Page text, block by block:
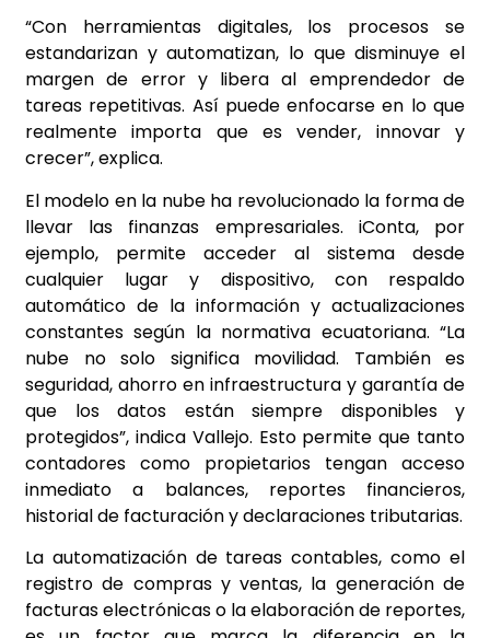
“Con herramientas digitales, los procesos se
estandarizan y automatizan, lo que disminuye el
margen de error y libera al emprendedor de
tareas repetitivas. Así puede enfocarse en lo que
realmente importa que es vender, innovar y
crecer”, explica.
El modelo en la nube ha revolucionado la forma de
llevar las finanzas empresariales. iConta, por
ejemplo, permite acceder al sistema desde
cualquier lugar y dispositivo, con respaldo
automático de la información y actualizaciones
constantes según la normativa ecuatoriana. “La
nube no solo significa movilidad. También es
seguridad, ahorro en infraestructura y garantía de
que los datos están siempre disponibles y
protegidos”, indica Vallejo. Esto permite que tanto
contadores como propietarios tengan acceso
inmediato a balances, reportes financieros,
historial de facturación y declaraciones tributarias.
La automatización de tareas contables, como el
registro de compras y ventas, la generación de
facturas electrónicas o la elaboración de reportes,